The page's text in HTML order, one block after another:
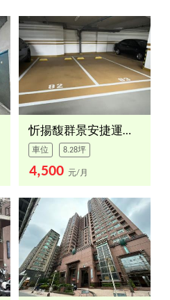
忻揚馥群景安捷運車位
車位 8.28坪
4,500 元/月